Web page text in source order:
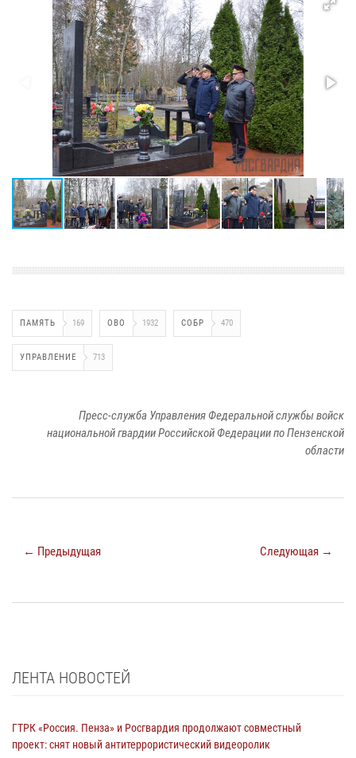
ПАМЯТЬ 169 ОВО 1932 СОБР 470
УПРАВЛЕНИЕ 713
Пресс-служба Управления Федеральной службы войск
национальной гвардии Российской Федерации по Пензенской
области
← Предыдущая Следующая →
ЛЕНТА НОВОСТЕЙ
ГТРК «Россия. Пенза» и Росгвардия продолжают совместный
проект: снят новый антитеррористический видеоролик